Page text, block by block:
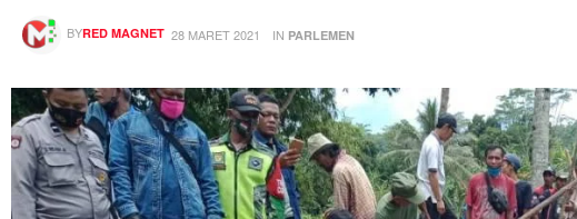
BYRED MAGNET 28 MARET 2021 IN PARLEMEN